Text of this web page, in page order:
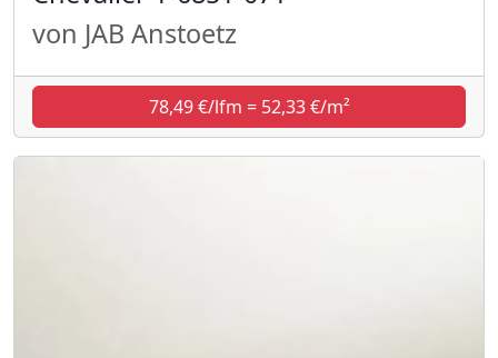
von JAB Anstoetz
78,49 €/lfm = 52,33 €/m²